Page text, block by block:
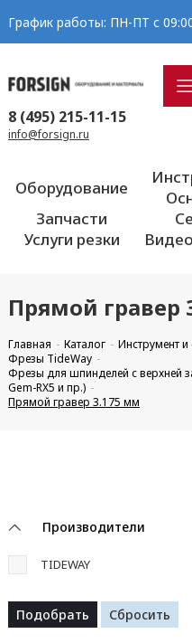
График работы: ПН-ПТ с
8 (495) 215-11-15
info@forsign.ru
Оборудование
Запчасти
Услуги резки
Прямой гравер
Главная Каталог Инструмент и
Фрезы TideWay
Фрезы для шпинделей с верхней
Gem-RX5 и пр.)
Прямой гравер 3.175 мм
Производители
TIDEWAY